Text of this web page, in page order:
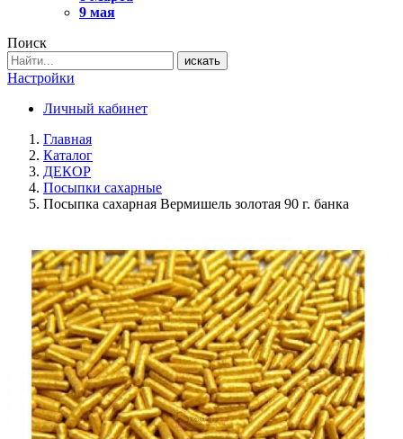
9 мая
Поиск
искать
Настройки
Личный кабинет
Главная
Каталог
ДЕКОР
Посыпки сахарные
Посыпка сахарная Вермишель золотая 90 г. банка